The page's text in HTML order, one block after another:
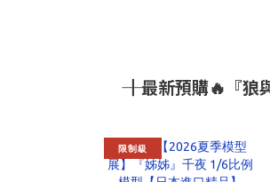
―― ┃最新預購🔥『
限制級